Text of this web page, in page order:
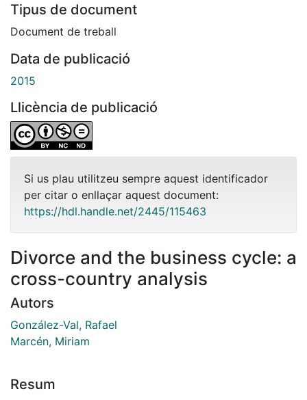
Tipus de document
Document de treball
Data de publicació
2015
Llicència de publicació
Si us plau utilitzeu sempre aquest identificador
per citar o enllaçar aquest document:
https://hdl.handle.net/2445/115463
Divorce and the business cycle: a
cross-country analysis
Autors
González-Val, Rafael
Marcén, Miriam
Resum